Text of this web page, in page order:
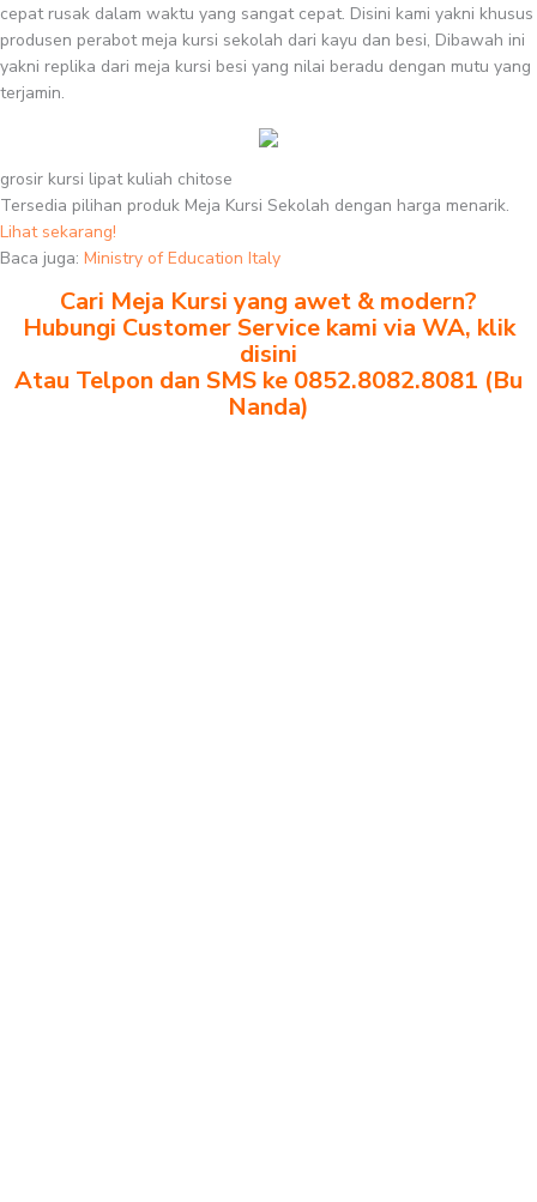
cepat rusak dalam waktu yang sangat cepat. Disini kami yakni khusus
produsen perabot meja kursi sekolah dari kayu dan besi, Dibawah ini
yakni replika dari meja kursi besi yang nilai beradu dengan mutu yang
terjamin.
grosir kursi lipat kuliah chitose
Tersedia pilihan produk Meja Kursi Sekolah dengan harga menarik.
Lihat sekarang!
Baca juga: Ministry of Education Italy
Cari Meja Kursi yang awet & modern?
Hubungi Customer Service kami via WA, klik
disini
Atau Telpon dan SMS ke 0852.8082.8081 (Bu
Nanda)